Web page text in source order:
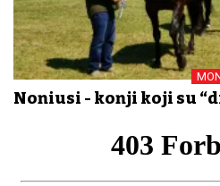
Noniusi - konji koji su